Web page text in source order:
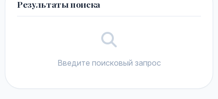
Результаты поиска
Введите поисковый запрос